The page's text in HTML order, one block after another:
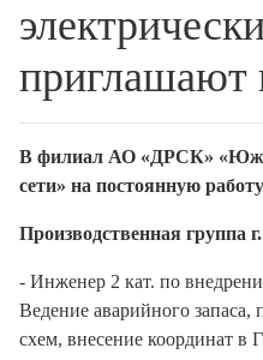
приглашают
В филиал АО «ДРСК»
сети» на постоянную
Производственная группа
- Инженер 2 кат. по
Ведение аварийного запаса,
схем, внесение координат в